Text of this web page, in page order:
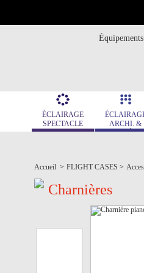
ÉCLAIRAGE
SPECTACLE
ARCHI. &
MUSÉO.
Accueil > FLIGHT CASES >
Charnières